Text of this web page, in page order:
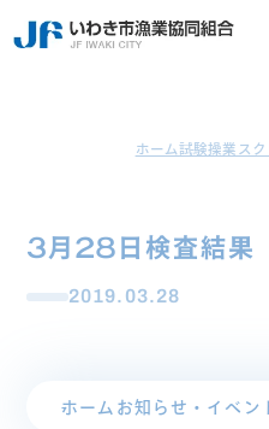
ホーム試験操業ス
3月28日検査結果
2019.03.28
ホーム お知らせ・イベン